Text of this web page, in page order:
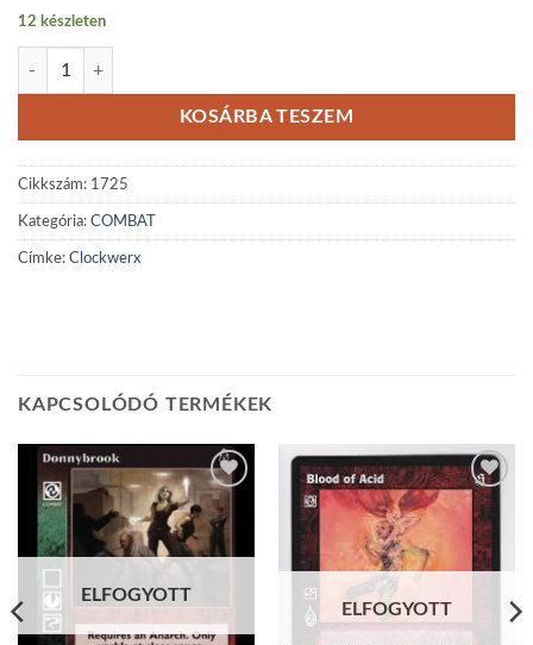
12 készleten
Clockwerx mennyiség
KOSÁRBA TESZEM
Cikkszám: 1725
Kategória: COMBAT
Címke: Clockwerx
KAPCSOLÓDÓ TERMÉKEK
Add to
wishlist
ELFOGYOTT
Add to
wishlist
ELFOGYOTT